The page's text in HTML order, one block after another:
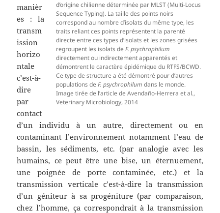
d’origine chilienne déterminée par MLST (Multi-Locus
Sequence Typing). La taille des points noirs
correspond au nombre d’isolats du même type, les
traits reliant ces points représentent la parenté
directe entre ces types d’isolats et les zones grisées
regroupent les isolats de F. psychrophilum
directement ou indirectement apparentés et
démontrent le caractère épidémique du RTFS/BCWD.
Ce type de structure a été démontré pour d’autres
populations de F. psychrophilum dans le monde.
Image tirée de l’article de Avendaño-Herrera et al.,
Veterinary Microbiology, 2014
manièr
es : la
transm
ission
horizo
ntale
c’est-à-
dire
par
contact
d’un individu à un autre, directement ou en
contaminant l’environnement notamment l’eau de
bassin, les sédiments, etc. (par analogie avec les
humains, ce peut être une bise, un éternuement,
une poignée de porte contaminée, etc.) et la
transmission verticale c’est-à-dire la transmission
d’un géniteur à sa progéniture (par comparaison,
chez l’homme, ça correspondrait à la transmission